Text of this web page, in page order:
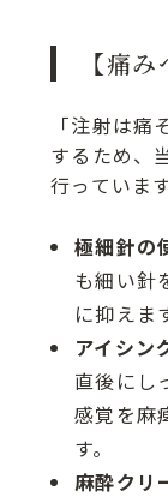
【痛
「注射は
するため、
行っていま
極細針の
も細い針
に抑えま
アイシン
直後にし
感覚を麻
す。
麻酔クリ